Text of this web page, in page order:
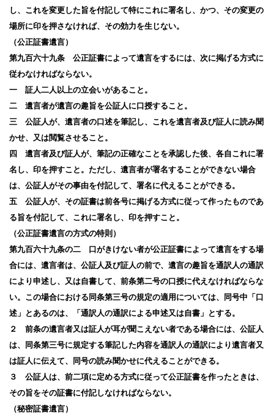
し、これを変更した旨を付記して特にこれに署名し、かつ、その変更の
場所に印を押さなければ、その効力を生じない。
（公正証書遺言）
第九百六十九条 公正証書によって遺言をするには、次に掲げる方式に
従わなければならない。
一 証人二人以上の立会いがあること。
二 遺言者が遺言の趣旨を公証人に口授すること。
三 公証人が、遺言者の口述を筆記し、これを遺言者及び証人に読み聞
かせ、又は閲覧させること。
四 遺言者及び証人が、筆記の正確なことを承認した後、各自これに署
名し、印を押すこと。ただし、遺言者が署名することができない場合
は、公証人がその事由を付記して、署名に代えることができる。
五 公証人が、その証書は前各号に掲げる方式に従って作ったものであ
る旨を付記して、これに署名し、印を押すこと。
（公正証書遺言の方式の特則）
第九百六十九条の二 口がきけない者が公正証書によって遺言をする場
合には、遺言者は、公証人及び証人の前で、遺言の趣旨を通訳人の通訳
により申述し、又は自書して、前条第二号の口授に代えなければならな
い。この場合における同条第三号の規定の適用については、同号中「口
述」とあるのは、「通訳人の通訳による申述又は自書」とする。
２ 前条の遺言者又は証人が耳が聞こえない者である場合には、公証人
は、同条第三号に規定する筆記した内容を通訳人の通訳により遺言者又
は証人に伝えて、同号の読み聞かせに代えることができる。
３ 公証人は、前二項に定める方式に従って公正証書を作ったときは、
その旨をその証書に付記しなければならない。
（秘密証書遺言）